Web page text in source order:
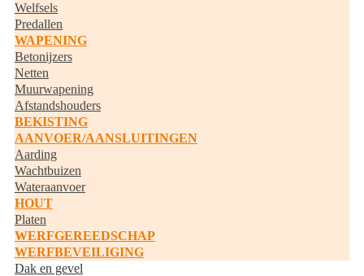
Welfsels
Predallen
WAPENING
Betonijzers
Netten
Muurwapening
Afstandshouders
BEKISTING
AANVOER/AANSLUITINGEN
Aarding
Wachtbuizen
Wateraanvoer
HOUT
Platen
WERFGEREEDSCHAP
WERFBEVEILIGING
Dak en gevel